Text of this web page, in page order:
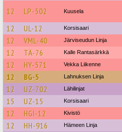
12 LP-502 Kuusela
12 UL-12 Korsisaari
12 VML-40 Järviseudun Linja
12 TÄ-76 Kalle Rantasärkkä
12 HY-571 Vekka Liikenne
12 BG-5 Lahnuksen Linja
12 UZ-702 Lähilinjat
15 UZ-15 Korsisaari
12 HGI-12 Kivistö
12 HH-916 Hämeen Linja